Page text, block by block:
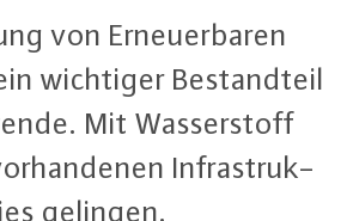
von Er­neu­er­ba­ren
wichtiger Be­stand­teil
Mit Was­ser­stoff
In­fra­struk­
gelingen.